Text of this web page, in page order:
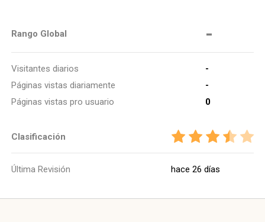
Rango Global -
Visitantes diarios
-
Páginas vistas diariamente
-
Páginas vistas pro usuario
0
Clasificación
Última Revisión hace 26 días